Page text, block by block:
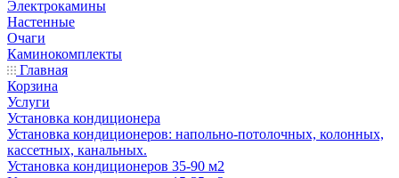
Электрокамины
Настенные
Очаги
Каминокомплекты
Главная
Корзина
Услуги
Установка кондиционера
Установка кондиционеров: напольно-потолочных, колонных,
кассетных, канальных.
Установка кондиционеров 35-90 м2